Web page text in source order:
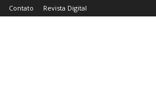
Contato Revista Digital